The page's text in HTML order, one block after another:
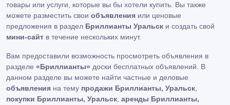
товары или услуги, которые вы бы хотели купить. Вы также
можете разместить свои объявления или ценовые
предложения в раздел Бриллианты Уральск и создать свой
мини-сайт в течение нескольких минут.
Вам предоставили возможность просмотреть объявления в
разделе «Бриллианты» доски бесплатных объявлений. В
данном разделе вы можете найти частные и деловые
объявления на тему продажи Бриллианты, Уральск
покупки Бриллианты, Уральск аренды Бриллианты,